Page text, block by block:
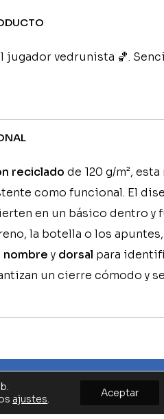
jugador vedrunista 🏀.
reciclado de 120 g/m²,
como funcional. El
en un básico dentro y
la botella o los
nombre y dorsal para
un cierre cómodo y
CONTACTO
ajustes. Aceptar